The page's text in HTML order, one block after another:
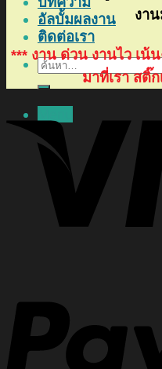
อัลบั้มผลงาน
ติดต่อเรา
ค้นหา:
งา
*** งาน ด่วน งานไว เน้
มาที่เรา สติ๊